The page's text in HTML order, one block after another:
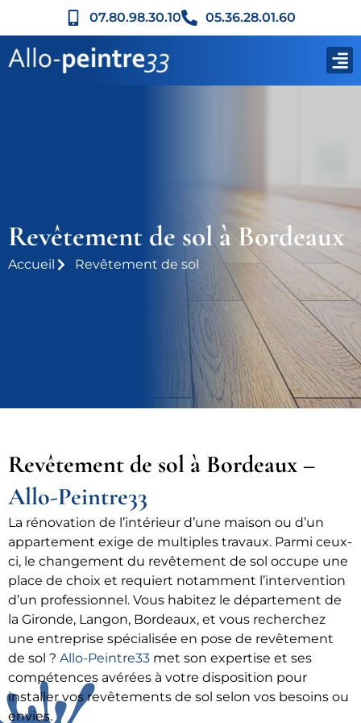
07.80.98.30.10 05.36.28.01.60
Revêtement de sol à Bordeaux
Accueil Revêtement de sol
Revêtement de sol à Bordeaux –
Allo-Peintre33
La rénovation de l’intérieur d’une maison ou d’un
appartement exige de multiples travaux. Parmi ceux-
ci, le changement du revêtement de sol occupe une
place de choix et requiert notamment l’intervention
d’un professionnel. Vous habitez le département de
la Gironde, Langon, Bordeaux, et vous recherchez
une entreprise spécialisée en pose de revêtement
de sol ? Allo-Peintre33 met son expertise et ses
compétences avérées à votre disposition pour
installer vos revêtements de sol selon vos besoins ou
envies.